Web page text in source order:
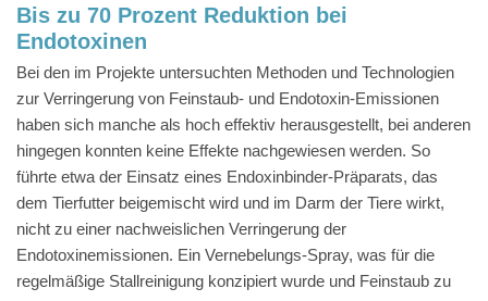
Bis zu 70 Prozent Reduktion bei
Endotoxinen
Bei den im Projekte untersuchten Methoden und Technologien
zur Verringerung von Feinstaub- und Endotoxin-Emissionen
haben sich manche als hoch effektiv herausgestellt, bei anderen
hingegen konnten keine Effekte nachgewiesen werden. So
führte etwa der Einsatz eines Endoxinbinder-Präparats, das
dem Tierfutter beigemischt wird und im Darm der Tiere wirkt,
nicht zu einer nachweislichen Verringerung der
Endotoxinemissionen. Ein Vernebelungs-Spray, was für die
regelmäßige Stallreinigung konzipiert wurde und Feinstaub zu